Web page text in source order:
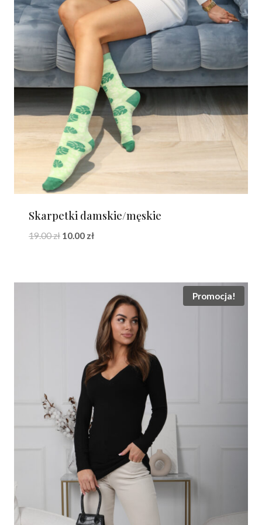
Skarpetki damskie/męskie
19.00zł Pierwotna
10.00 złAktualna
Promocja!